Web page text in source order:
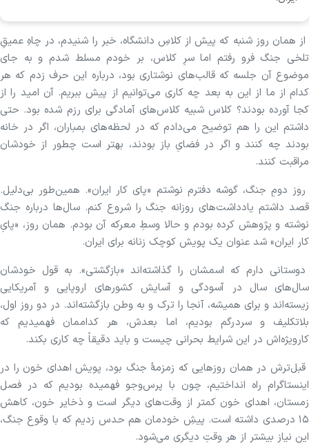
از همان روز شنبه که پیش از کلاسِ دانشگاه، خبر را شنیدم، در چاهِ عمیقِ
تلخی جنگ فرو رفتم اما سرِ کلاس، بر خودم مسلط شدم و به جای
موضوع آن جلسه که قالب‌های نوشتاری بود، درباره این حرف زدم که هر
کدام از ما از این به بعد چه کاری می‌توانیم از پیش ببریم. آن امید را از
کجا آورده بودند؟ کلاس شبیه کلاس‌های آمادگی برای رزم شده بود. حتی
داشتم این را هم توضیح می‌دادم که در لحظه‌های بمباران، اگر در خانه
بودند چه کنند و اگر در فضایِ باز بودند، بهتر است چطور از خودشان
مراقبت کنند.
روز دومِ جنگ، گوشه دفترم نوشتم «پای کار ایران». همین‌طور بی‌دلیل.
قصد داشتم یادداشت‌های روزانه جنگ را شروع کنم. سال‌ها درباره جنگ
نوشته و پژوهش کرده بودم و حالا وسطِ معرکه آن بودم. همان روز، «پایِ
کار ایران» شد عنوان یک پویش کوچک زنانه برای ایران.
دوستانی دارم که اسمشان را گذاشته‌اند «بازگشتی». به قول خودشان
سال‌های سال در آسودگی و آسایش کشور‌های اروپایی و آمریکایی
زیسته‌اند و برای همیشه، آنجا را ترک و به وطن بازگشته‌اند. در دو روز اول،
بلاتکلیف و سردرگم بودیم، اما بعدش، هر کداممان فهمیدیم که
کارویژه‌اش در این شرایط بحرانی چیست و باید دقیقاً چه کاری بکند.
قبل‌ترش در همان روز‌هایی که زمزمۀ جنگ بود، پویش اهدای خون را در
اینستاگرام راه انداختیم، چون با پرس‌وجو فهمیده بودیم که در فصل
زمستان، اهدای خون کمتر از وقت‌های دیگر است و ذخایر خون، کاهش
۱۵ درصدی داشته است. پیشِ خودمان هم حدس زدیم که با وقوع جنگ،
این نیاز بیشتر از هر وقتِ دیگری می‌شود.